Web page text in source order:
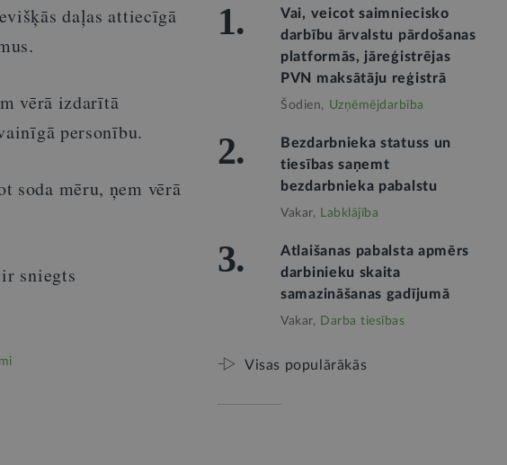
daļas attiecīgā
vērā izdarītā
personību.
soda mēru, ņem vērā
sniegts
1.
Vai, veicot saimniecisko
darbību ārvalstu pārdošanas
platformās, jāreģistrējas
PVN maksātāju reģistrā
Šodien, Uzņēmējdarbība
2.
Bezdarbnieka statuss un
tiesības saņemt
bezdarbnieka pabalstu
Vakar, Labklājība
3.
Atlaišanas pabalsta apmērs
darbinieku skaita
samazināšanas gadījumā
Vakar, Darba tiesības
Visas populārākās